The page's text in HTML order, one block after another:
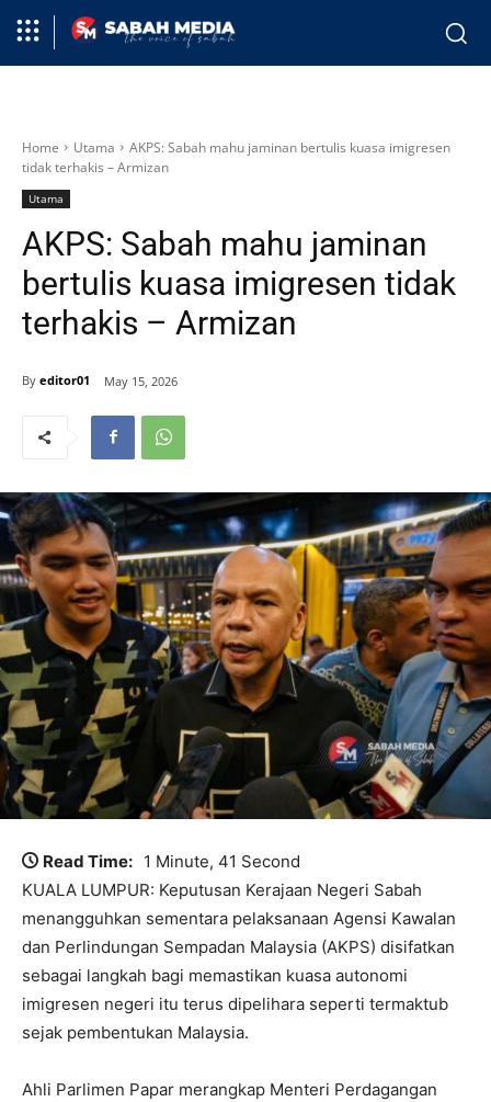
Home Utama
AKPS: Sabah mahu jaminan bertulis kuasa imigresen
tidak terhakis – Armizan
Utama
AKPS: Sabah mahu jaminan
bertulis kuasa imigresen tidak
terhakis – Armizan
By editor01 May 15, 2026
Read Time: 1 Minute, 41 Second
KUALA LUMPUR: Keputusan Kerajaan Negeri Sabah
menangguhkan sementara pelaksanaan Agensi Kawalan
dan Perlindungan Sempadan Malaysia (AKPS) disifatkan
sebagai langkah bagi memastikan kuasa autonomi
imigresen negeri itu terus dipelihara seperti termaktub
sejak pembentukan Malaysia.
Ahli Parlimen Papar merangkap Menteri Perdagangan